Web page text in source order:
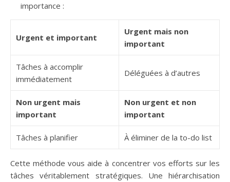
importance :
Urgent et important
Urgent mais non
important
Tâches à accomplir
immédiatement
Déléguées à d’autres
Non urgent mais
important
Non urgent et non
important
Tâches à planifier À éliminer de la to-do list
Cette méthode vous aide à concentrer vos efforts sur les
tâches véritablement stratégiques. Une hiérarchisation